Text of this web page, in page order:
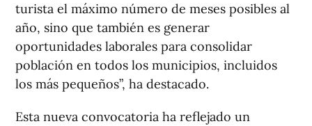
turista el máximo número de meses posibles al
año, sino que también es generar
oportunidades laborales para consolidar
población en todos los municipios, incluidos
los más pequeños”, ha destacado.
Esta nueva convocatoria ha reflejado un